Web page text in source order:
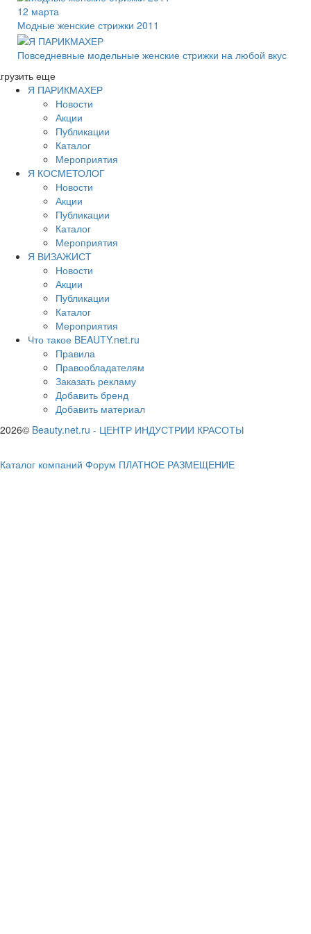
12 марта
Модные женские стрижки 2011
Повседневные модельные женские стрижки на любой вкус
еще
Я ПАРИКМАХЕР
Новости
Акции
Публикации
Каталог
Мероприятия
Я КОСМЕТОЛОГ
Новости
Акции
Публикации
Каталог
Мероприятия
Я ВИЗАЖИСТ
Новости
Акции
Публикации
Каталог
Мероприятия
Что такое BEAUTY.net.ru
Правила
Правообладателям
Заказать рекламу
Добавить бренд
Добавить материал
2026© Beauty.net.ru - ЦЕНТР ИНДУСТРИИ КРАСОТЫ
Каталог компаний Форум ПЛАТНОЕ РАЗМЕЩЕНИЕ